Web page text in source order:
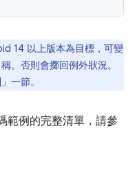
14 以上版本為目標，可變
。否則會擲回例外狀況。
」一節。
範例的完整清單，請參